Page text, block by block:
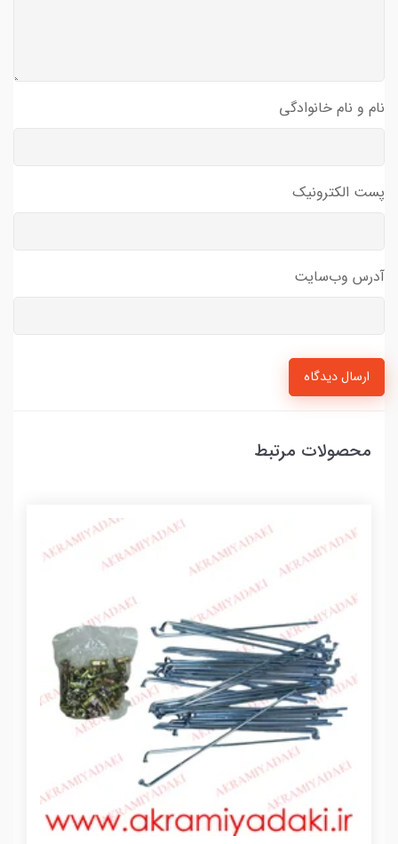
نام و نام خانوادگی
پست الکترونیک
آدرس وب‌سایت
ارسال دیدگاه
محصولات مرتبط